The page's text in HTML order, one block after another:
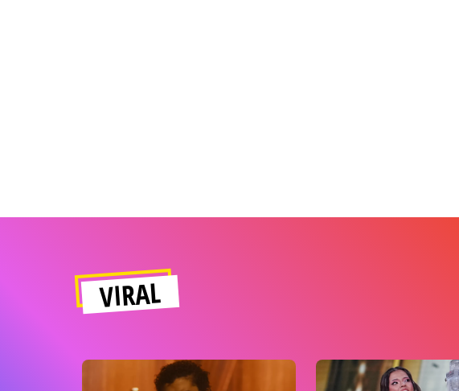
VIRAL